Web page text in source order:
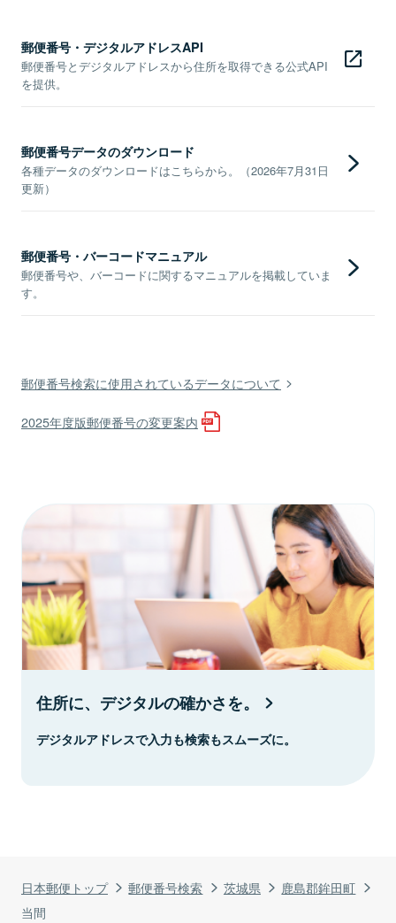
日本郵便トップ 郵便番号検索 茨城県
鹿島郡鉾田町
当間
郵便番号・デジタルアドレスAPI
郵便番号とデジタルアドレスから住所を取得できる公式API
を提供。
郵便番号データのダウンロード
各種データのダウンロードはこちらから。（2026年7月31日
更新）
郵便番号・バーコードマニュアル
郵便番号や、バーコードに関するマニュアルを掲載していま
す。
郵便番号検索に使用されているデータについて
2025年度版郵便番号の変更案内
住所に、デジタルの確かさを。
デジタルアドレスで入力も検索もスムーズに。